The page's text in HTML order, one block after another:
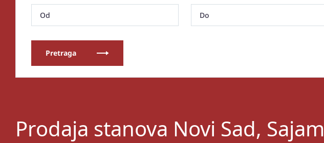
Pretraga
Prodaja stanova Novi Sad, Sajam